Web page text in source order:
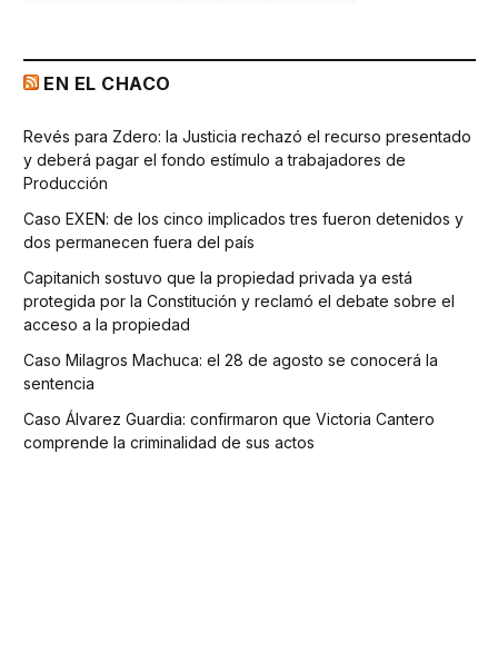
EN EL CHACO
Revés para Zdero: la Justicia rechazó el recurso presentado
y deberá pagar el fondo estímulo a trabajadores de
Producción
Caso EXEN: de los cinco implicados tres fueron detenidos y
dos permanecen fuera del país
Capitanich sostuvo que la propiedad privada ya está
protegida por la Constitución y reclamó el debate sobre el
acceso a la propiedad
Caso Milagros Machuca: el 28 de agosto se conocerá la
sentencia
Caso Álvarez Guardia: confirmaron que Victoria Cantero
comprende la criminalidad de sus actos